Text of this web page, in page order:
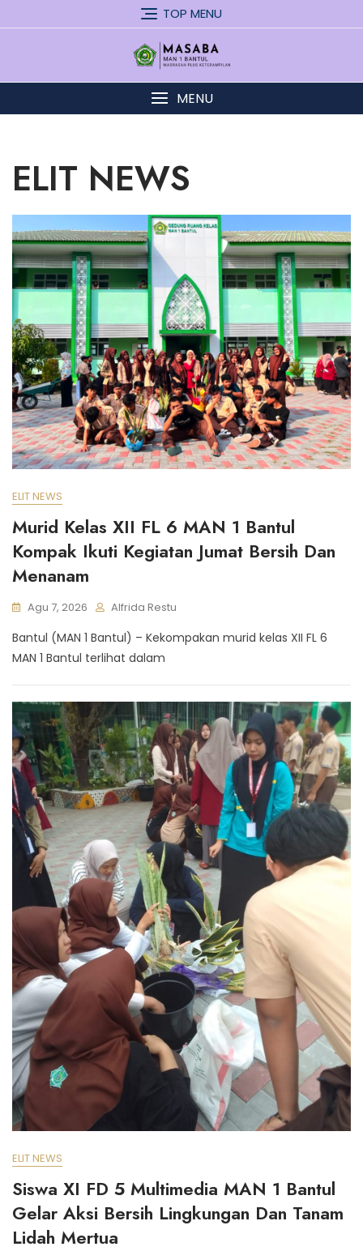
to
TOP MENU
MENU
ELIT NEWS
ELIT NEWS
Murid Kelas XII FL 6 MAN 1 Bantul
Kompak Ikuti Kegiatan Jumat Bersih Dan
Menanam
Agu 7, 2026 Alfrida Restu
Bantul (MAN 1 Bantul) – Kekompakan murid kelas XII FL 6
MAN 1 Bantul terlihat dalam
ELIT NEWS
Siswa XI FD 5 Multimedia MAN 1 Bantul
Gelar Aksi Bersih Lingkungan Dan Tanam
Lidah Mertua